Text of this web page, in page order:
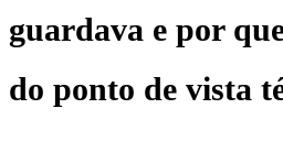
guardava e por
do ponto de vista